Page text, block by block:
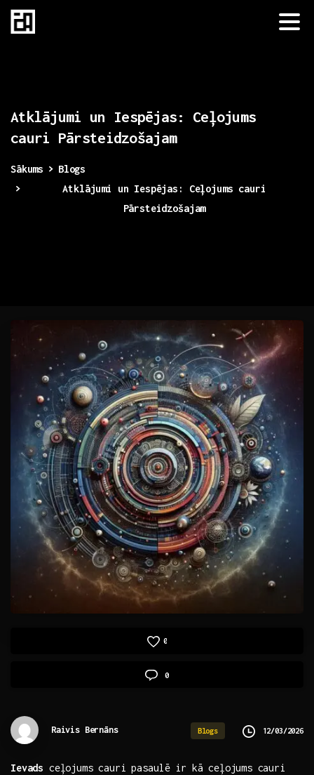
Atklājumi un Iespējas:
Ceļojums
cauri Pārsteidzošajam
Sākums
Blogs
Atklājumi un Iespējas: Ceļojums cauri
Pārsteidzošajam
0
0
Raivis Bernāns Blogs 12/03/2026
Ievads ceļojums cauri pasaulē ir kā ceļojums ⁢cauri